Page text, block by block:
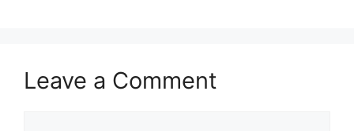
Leave a Comment